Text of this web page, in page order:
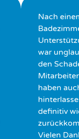
Nach
war
den
haben
definitiv
Vielen